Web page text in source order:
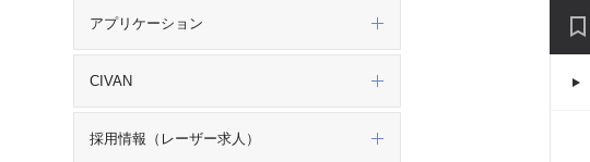
アプリケーション
CIVAN
採用情報（レーザー求人）